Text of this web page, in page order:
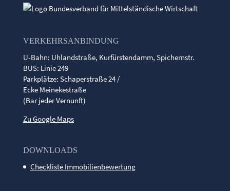
VERKEHRSANBINDUNG
U-Bahn: Uhlandstraße, Kurfürstendamm, Spichernstr.
BUS: Linie 249
Parkplätze: Schaperstraße 24 /
Ecke Meinekestraße
(Bar jeder Vernunft)
Zu Google Maps
DOWNLOADS
Checkliste Immobilienbewertung